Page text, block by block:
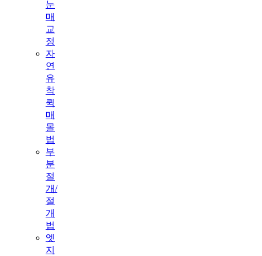
눈
매
교
정
자
연
유
착
퀵
매
몰
법
부
분
절
개/
절
개
법
엣
지